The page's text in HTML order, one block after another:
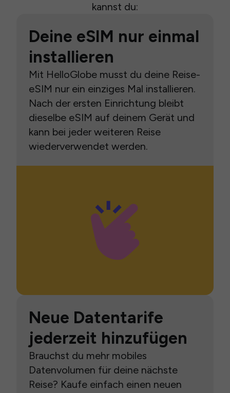
kannst du:
Deine eSIM nur einmal
installieren
Mit HelloGlobe musst du deine Reise-
eSIM nur ein einziges Mal installieren.
Nach der ersten Einrichtung bleibt
dieselbe eSIM auf deinem Gerät und
kann bei jeder weiteren Reise
wiederverwendet werden.
Neue Datentarife
jederzeit hinzufügen
Brauchst du mehr mobiles
Datenvolumen für deine nächste
Reise? Kaufe einfach einen neuen